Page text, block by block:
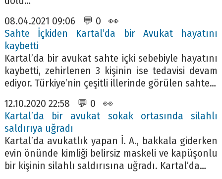
08.04.2021 09:06 💬 0 👀
Sahte İçkiden Kartal’da bir Avukat hayatını
kaybetti
Kartal’da bir avukat sahte içki sebebiyle hayatını
kaybetti, zehirlenen 3 kişinin ise tedavisi devam
ediyor. Türkiye’nin çeşitli illerinde görülen sahte…
12.10.2020 22:58 💬 0 👀
Kartal’da bir avukat sokak ortasında silahlı
saldırıya uğradı
Kartal’da avukatlık yapan İ. A., bakkala giderken
evin önünde kimliği belirsiz maskeli ve kapüşonlu
bir kişinin silahlı saldırısına uğradı. Kartal’da…